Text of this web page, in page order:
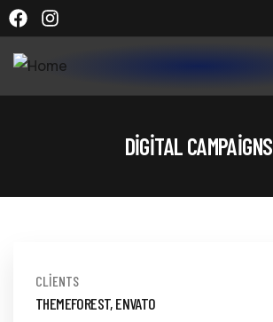
DIGITAL CAMPAIGNS
CLIENTS
THEMEFOREST, ENVATO